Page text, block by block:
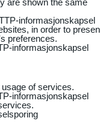
informasjonskapsel
in order to
preferences.
informasjonskapsel
of services.
informasjonskapsel